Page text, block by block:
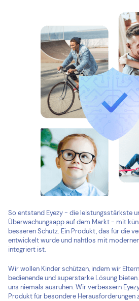
So entstand Eyezy - die leistungsstärkste
Überwachungsapp auf dem Markt - mit
besseren Schutz. Ein Produkt, das für die
entwickelt wurde und nahtlos mit
integriert ist.
Wir wollen Kinder schützen, indem wir
bedienende und superstarke Lösung
uns niemals ausruhen. Wir verbessern
Produkt für besondere Herausforderungen